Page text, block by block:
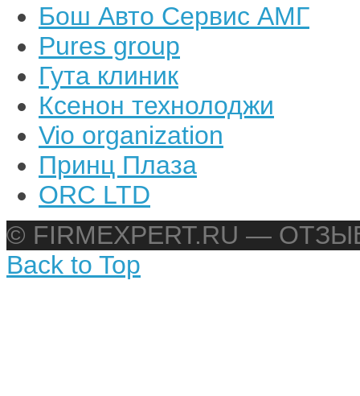
Бош Авто Сервис АМГ
Pures group
Гута клиник
Ксенон технолоджи
Vio organization
Принц Плаза
ORC LTD
© FIRMEXPERT.RU —
Back to Top